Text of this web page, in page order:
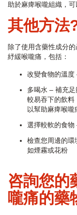
助於麻痺喉嚨組織，可
其他方法
除了使用含藥性成分
紓緩喉嚨痛，包括：
改變食物的溫度
多喝水 – 補充
較易吞下的飲料
以幫助麻痺喉嚨
選擇較軟的食物
檢查您周邊的環
如煙霧或花粉
咨詢您的
嚨痛的藥